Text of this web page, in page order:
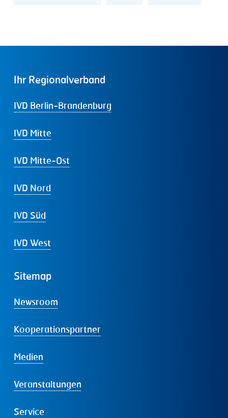
Ihr Regionalverband
IVD Berlin-Brandenburg
IVD Mitte
IVD Mitte-Ost
IVD Nord
IVD Süd
IVD West
Sitemap
Newsroom
Kooperationspartner
Medien
Veranstaltungen
Service